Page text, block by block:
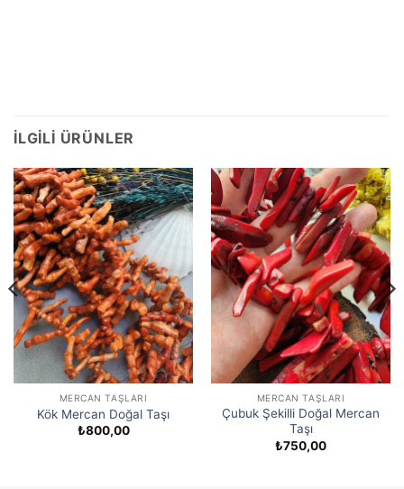
İLGILI ÜRÜNLER
MERCAN TAŞLARI
Kök Mercan Doğal Taşı
₺800,00
MERCAN TAŞLARI
Çubuk Şekilli Doğal Mercan
Taşı
₺750,00